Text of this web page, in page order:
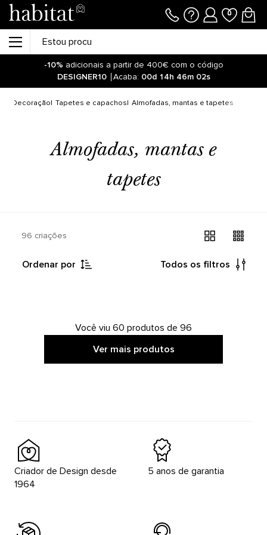
-10% adicionais a partir de 400€ com o código
DESIGNER10
Acaba: 00d 14h 46m 02s
Decoração Tapetes e capachos Almofadas, mantas e tapetes
Almofadas, mantas e
tapetes
96 criações
Ordenar por Todos os filtros
Você viu 60 produtos de 96
Ver mais produtos
Criador de Design desde
1964
5 anos de garantia